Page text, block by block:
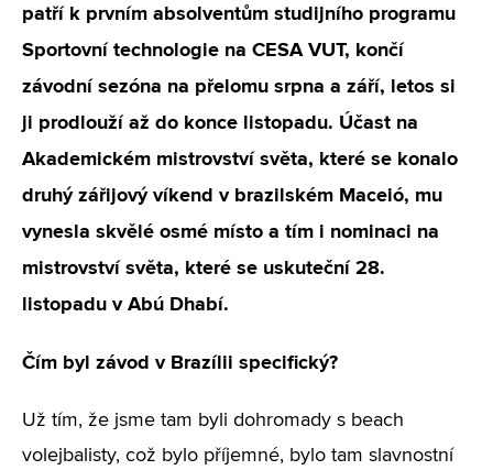
patří k prvním absolventům studijního programu
Sportovní technologie na CESA VUT, končí
závodní sezóna na přelomu srpna a září, letos si
ji prodlouží až do konce listopadu. Účast na
Akademickém mistrovství světa, které se konalo
druhý zářijový víkend v brazilském Maceió, mu
vynesla skvělé osmé místo a tím i nominaci na
mistrovství světa, které se uskuteční 28.
listopadu v Abú Dhabí.
Čím byl závod v Brazílii specifický?
Už tím, že jsme tam byli dohromady s beach
volejbalisty, což bylo příjemné, bylo tam slavnostní